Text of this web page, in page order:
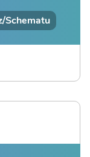
Schematu